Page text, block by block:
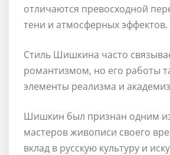
отличаются превосходной
тени и атмосферных эффектов.
Стиль Шишкина часто
романтизмом, но его работы
элементы реализма и
Шишкин был признан одним
мастеров живописи своего
вклад в русскую культуру и